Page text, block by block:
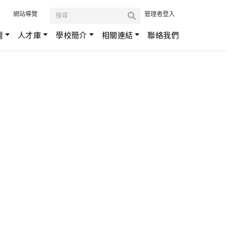
網站導覽 管理者登入
人才庫 學校簡介 相關連結 聯絡我們